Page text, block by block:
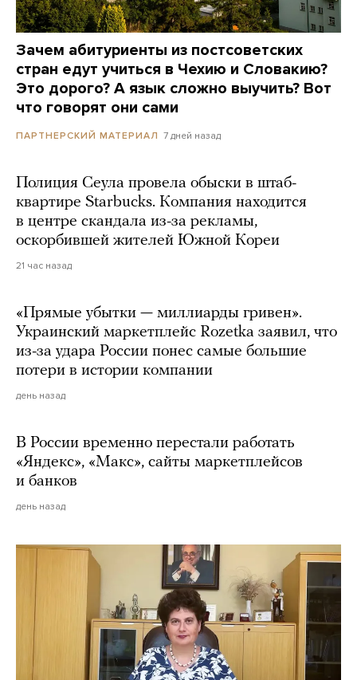
Зачем абитуриенты из постсоветских
стран едут учиться в Чехию и Словакию?
Это дорого? А язык сложно выучить? Вот
что говорят они сами
ПАРТНЕРСКИЙ МАТЕРИАЛ 7 дней назад
Полиция Сеула провела обыски в штаб-
квартире Starbucks. Компания находится
в центре скандала из-за рекламы,
оскорбившей жителей Южной Кореи
21 час назад
«Прямые убытки — миллиарды гривен».
Украинский маркетплейс Rozetka заявил, что
из-за удара России понес самые большие
потери в истории компании
день назад
В России временно перестали работать
«Яндекс», «Макс», сайты маркетплейсов
и банков
день назад